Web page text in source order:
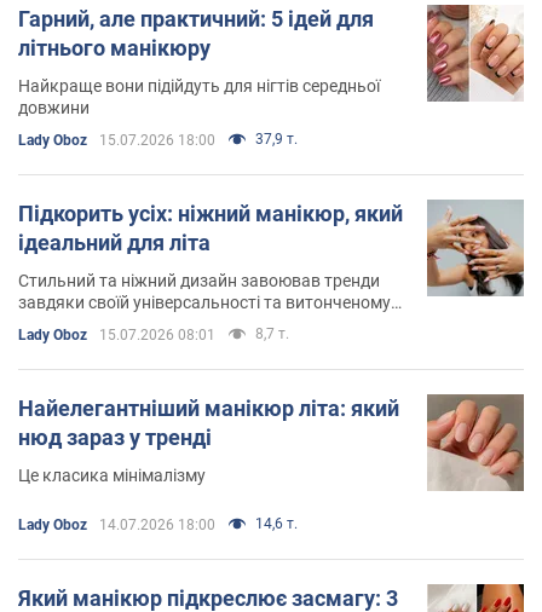
Гарний, але практичний: 5 ідей для
літнього манікюру
Найкраще вони підійдуть для нігтів середньої
довжини
Lady Oboz 15.07.2026 18:00 37,9 т.
Підкорить усіх: ніжний манікюр, який
ідеальний для літа
Стильний та ніжний дизайн завоював тренди
завдяки своїй універсальності та витонченому
Lady Oboz 15.07.2026 08:01 8,7 т.
Найелегантніший манікюр літа: який
нюд зараз у тренді
Це класика мінімалізму
Lady Oboz 14.07.2026 18:00 14,6 т.
Який манікюр підкреслює засмагу: 3